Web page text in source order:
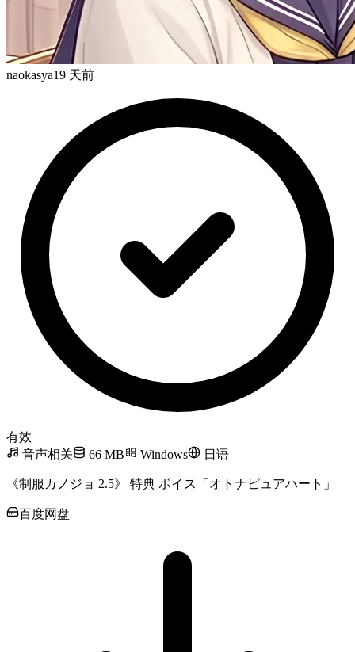
naokasya19 天前
有效
音声相关
66 MB Windows 日语
《制服カノジョ 2.5》 特典 ボイス「オトナピュアハート」
百度网盘